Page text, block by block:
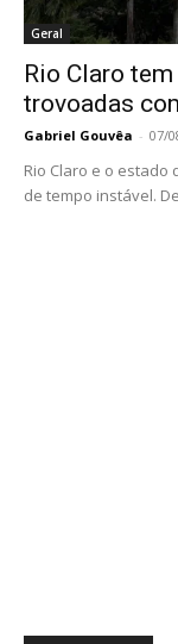
Geral
Rio Claro
trovoadas
Gabriel Gouvêa - 07/
Rio Claro e o estado
de tempo instável.